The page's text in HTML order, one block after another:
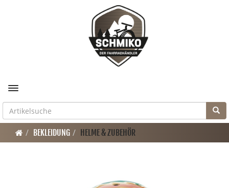
Toggle navigation
BEKLEIDUNG HELME & ZUBEHÖR